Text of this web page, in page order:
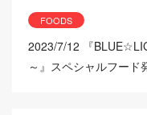
FOODS
2023/7/12
『
～』スペシャルフード